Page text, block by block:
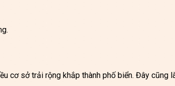
cơ sở trải rộng khắp thành phố biển. Đây cũng